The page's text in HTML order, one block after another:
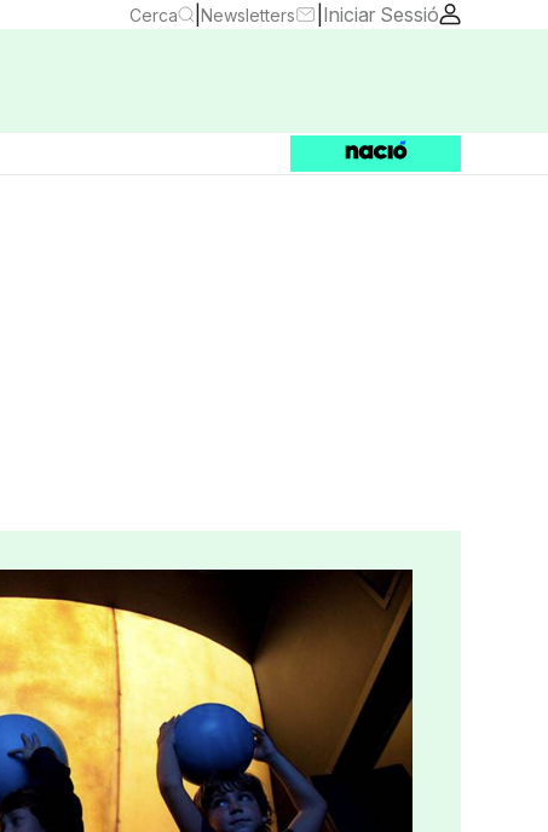
Cerca Newsletters Iniciar Sessió